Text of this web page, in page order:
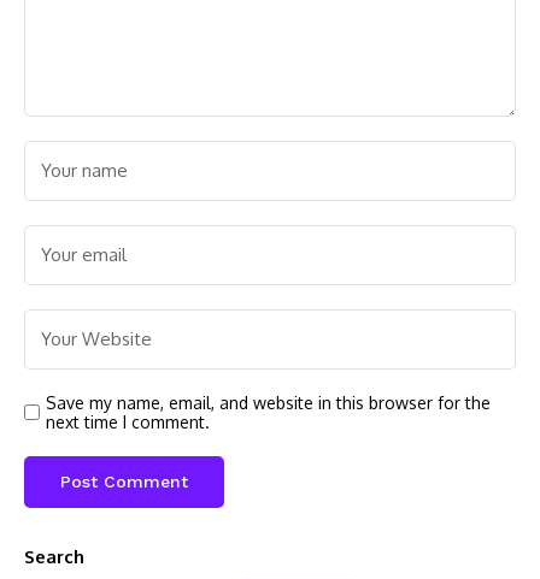
Save my name, email, and website in this browser for the
next time I comment.
Search